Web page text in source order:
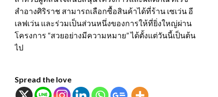
สำอางศิริราช สามารถเลือกซื้อสินค้าได้ที่ร้าน เซเว่น อี
เลฟเว่น และร่วมเป็นส่วนหนึ่งของการให้ที่ยิ่งใหญ่ผ่าน
โครงการ “สวยอย่างมีความหมาย” ได้ตั้งแต่วันนี้เป็นต้น
ไป
Spread the love